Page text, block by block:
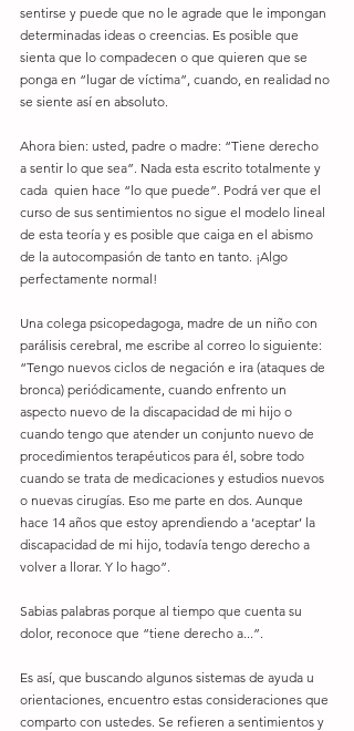
sentirse y puede que no le agrade que le impongan
determinadas ideas o creencias. Es posible que
sienta que lo compadecen o que quieren que se
ponga en “lugar de víctima”, cuando, en realidad no
se siente así en absoluto.
Ahora bien: usted, padre o madre: “Tiene derecho
a sentir lo que sea”. Nada esta escrito totalmente y
cada  quien hace “lo que puede”. Podrá ver que el
curso de sus sentimientos no sigue el modelo lineal
de esta teoría y es posible que caiga en el abismo
de la autocompasión de tanto en tanto. ¡Algo
perfectamente normal!
Una colega psicopedagoga, madre de un niño con
parálisis cerebral, me escribe al correo lo siguiente:
“Tengo nuevos ciclos de negación e ira (ataques de
bronca) periódicamente, cuando enfrento un
aspecto nuevo de la discapacidad de mi hijo o
cuando tengo que atender un conjunto nuevo de
procedimientos terapéuticos para él, sobre todo
cuando se trata de medicaciones y estudios nuevos
o nuevas cirugías. Eso me parte en dos. Aunque
hace 14 años que estoy aprendiendo a ‘aceptar’ la
discapacidad de mi hijo, todavía tengo derecho a
volver a llorar. Y lo hago”.
Sabias palabras porque al tiempo que cuenta su
dolor, reconoce que “tiene derecho a...”.
Es así, que buscando algunos sistemas de ayuda u
orientaciones, encuentro estas consideraciones que
comparto con ustedes. Se refieren a sentimientos y